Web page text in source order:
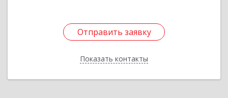
Отправить заявку
Показать контакты
Отправить заявку
Назад